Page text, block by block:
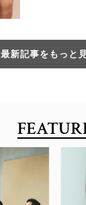
最新記事をもっと